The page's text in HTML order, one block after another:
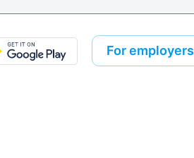
For employers